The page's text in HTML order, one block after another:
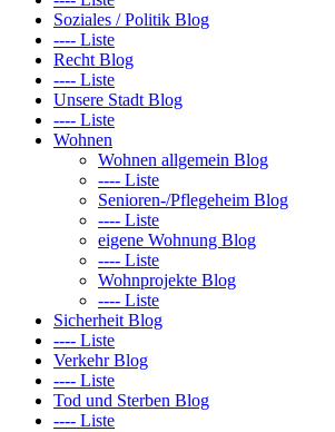
Soziales / Politik Blog
---- Liste
Recht Blog
---- Liste
Unsere Stadt Blog
---- Liste
Wohnen
Wohnen allgemein Blog
---- Liste
Senioren-/Pflegeheim Blog
---- Liste
eigene Wohnung Blog
---- Liste
Wohnprojekte Blog
---- Liste
Sicherheit Blog
---- Liste
Verkehr Blog
---- Liste
Tod und Sterben Blog
---- Liste